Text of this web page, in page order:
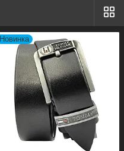
Новинка